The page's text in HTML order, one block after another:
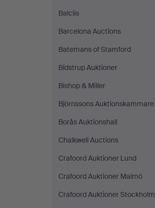
Balclis
Barcelona Auctions
Batemans of Stamford
Bidstrup Auktioner
Bishop & Miller
Björnssons Auktionskammare
Borås Auktionshall
Chalkwell Auctions
Crafoord Auktioner Lund
Crafoord Auktioner Malmö
Crafoord Auktioner Stockholm